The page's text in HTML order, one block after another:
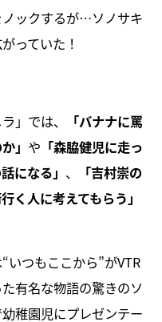
ックするが…ソノサキ
っていた！
」では、
「バナナに罵
」 や 「森脇健児に走っ
になる」 、
「吉村崇の
く人に考えてもらう」
いつもここから”がVTR
有名な物語の驚きのソ
稚園児にプレゼンテー